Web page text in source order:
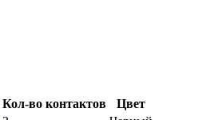
Кол-во контактов
Цвет